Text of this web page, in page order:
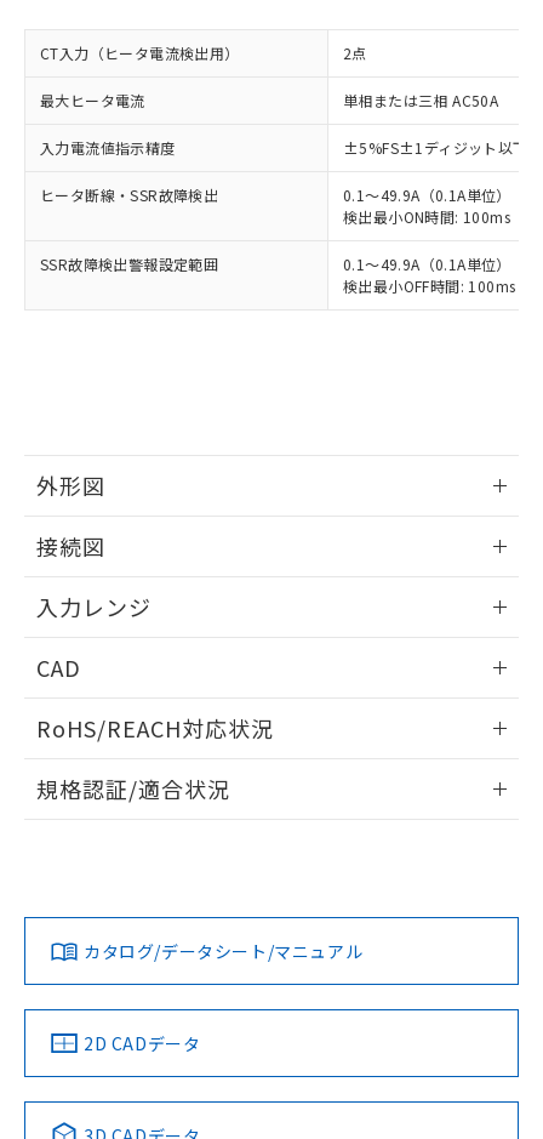
CT入力（ヒータ電流検出用） 2点
最大ヒータ電流 単相または三相 AC50A
入力電流値指示精度 ±5%FS±1ディジット以下
ヒータ断線・SSR故障検出
0.1～49.9A（0.1A単位）
検出最小ON時間: 100ms（
SSR故障検出警報設定範囲
0.1～49.9A（0.1A単位）
検出最小OFF時間: 100ms（
外形図
接続図
入力レンジ
CAD
ドすることができます。
ログイン/会員登録
ダウンロードデータをご利用いただく前に、以下を必ずお読
みください。
ソフトウェアの使用条件
RoHS/REACH対応状況
EU RoHS 注意事項・凡例
対応済み
中国 RoHS 注意事項・凡例
規格認証/適合状況
LR型式承認
（イギリス
船舶規格）
DNV型式承認
（ノルウェー
BV型式承認
（フランス
KR型式
（韓国
No No No No
カタログ/データシート/マニュアル
2D CADデータ